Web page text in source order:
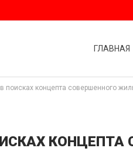
ГЛАВНАЯ
поисках концепта совершенного
КОНЦЕПТА